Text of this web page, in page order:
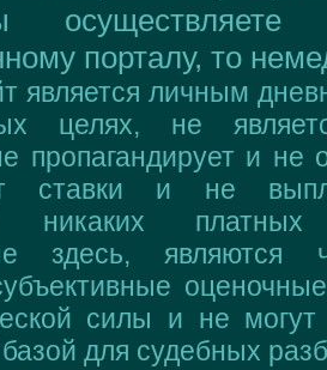
порталу, то
является личным
целях, не
пропагандирует и не
ставки и не
никаких
здесь, являются
силы и не могут
для судебных